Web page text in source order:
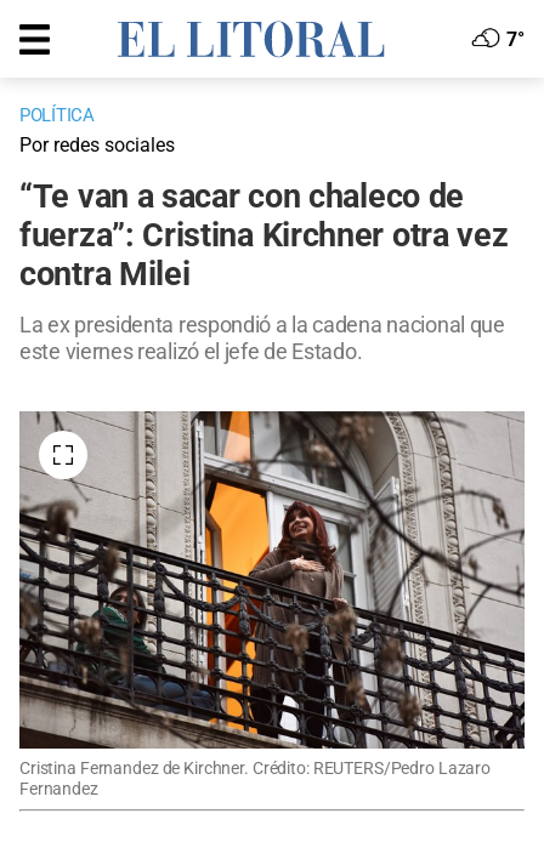
7°
POLÍTICA
Por redes sociales
“Te van a sacar con chaleco de
fuerza”: Cristina Kirchner otra vez
contra Milei
La ex presidenta respondió a la cadena nacional que
este viernes realizó el jefe de Estado.
Cristina Fernandez de Kirchner. Crédito: REUTERS/Pedro Lazaro
Fernandez